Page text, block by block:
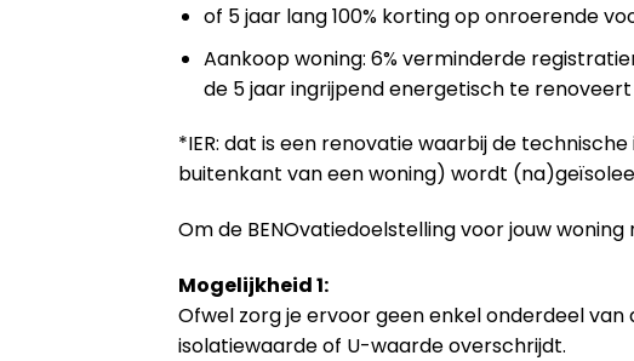
of 5 jaar lang 100% korting op onroerende
Aankoop woning: 6% verminderde
de 5 jaar ingrijpend energetisch te renoveert
*IER: dat is een renovatie waarbij de
buitenkant van een woning) wordt
Om de BENOvatiedoelstelling voor jouw
Mogelijkheid 1:
Ofwel zorg je ervoor geen enkel onderdeel
isolatiewaarde of U-waarde overschrijdt.